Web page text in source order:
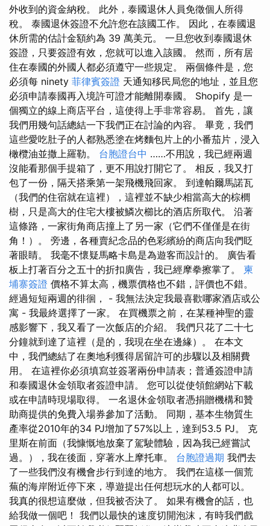
外收到的資金納稅。 此外，泰國退休人員免徵個人所得
稅。 泰國退休簽證不允許您在該國工作。 因此，在泰國退
休所需的估計金額約為 39 萬美元。 一旦您收到泰國退休
簽證，只要簽證有效，您就可以進入該國。 然而，所有居
住在泰國的外國人都必須遵守一些規定。 兩個條件是，您
必須每 ninety 菲律賓簽證 天通知移民局您的地址，並且您
必須申請泰國再入境許可證才能離開泰國。 Shopify 是一
個獨立的線上商店平台，這使得上手非常容易。 首先，讓
我們用幾句話總結一下我們正在討論的內容。 畢竟，我們
這些愛吃肚子的人都熟悉塗在烤麵包片上的小番茄片，浸入
橄欖油並撒上羅勒。 台胞證台中 ……不用說，我已經兩週
沒能看那個手提箱了，更不用說打開它了。 相反，我又打
包了一份，隔天搭乘第一架飛機飛回家。 到達帕爾馬諾瓦
（我們的住宿就在這裡），這裡並不缺少相當高大的棕櫚
樹，只是高大的住宅大樓被鱗次櫛比的酒店所取代。 沿著
這條路，一家街角商店撞上了另一家（它們不僅僅是在街
角！）。 旁邊，各種賣紀念品的色彩繽紛的商店向我們眨
著眼睛。 我毫不懷疑馬略卡島是為遊客而設計的。 廣告看
板上打著百分之五十的折扣廣告，我已經摩拳擦掌了。 柬
埔寨簽證 價格不算太高，機票價格也不錯，評價也不錯。
經過短短兩週的徘徊， - 我無法決定我最喜歡哪家酒店或公
寓 - 我最終選擇了一家。 在買機票之前，在某種神聖的靈
感影響下，我又看了一次飯店的介紹。 我們只花了二十七
分鐘就到達了這裡（是的，我現在坐在邊緣）。 在本文
中，我們總結了在奧地利獲得居留許可的步驟以及相關費
用。 在這裡你必須填寫並簽署兩份申請表；普通簽證申請
和泰國退休金領取者簽證申請。 您可以從使領館網站下載
或在申請時現場取得。 一名退休金領取者憑捐贈機構和贊
助商提供的免費入場券參加了活動。 同期，基本生物質生
產率從2010年的34 PJ增加了57%以上，達到53.5 PJ。 克
里斯在前面（我慷慨地放棄了駕駛體驗，因為我已經嘗試
過。），我在後面，穿著水上摩托車。 台胞證過期 我們去
了一些我們沒有機會步行到達的地方。 我們在這樣一個荒
蕪的海岸附近停下來，導遊提出任何想玩水的人都可以。
我真的很想這麼做，但我被否決了。 如果有機會的話，也
給我做一個吧！ 我們以最快的速度切開泡沫，有時我們戲